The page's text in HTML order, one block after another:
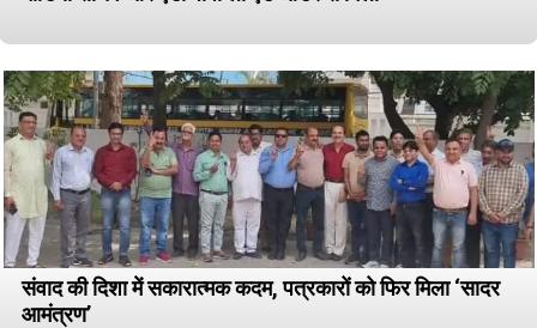
संवाद की दिशा में सकारात्मक कदम, पत्रकारों को फिर मिला ‘सादर
आमंत्रण’